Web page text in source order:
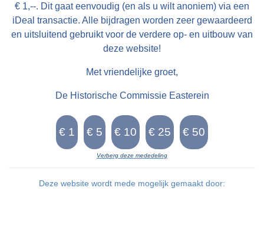
€ 1,--. Dit gaat eenvoudig (en als u wilt anoniem) via een
iDeal transactie. Alle bijdragen worden zeer gewaardeerd
en uitsluitend gebruikt voor de verdere op- en uitbouw van
deze website!
Met vriendelijke groet,
De Historische Commissie Easterein
Verberg deze mededeling
Deze website wordt mede mogelijk gemaakt door: